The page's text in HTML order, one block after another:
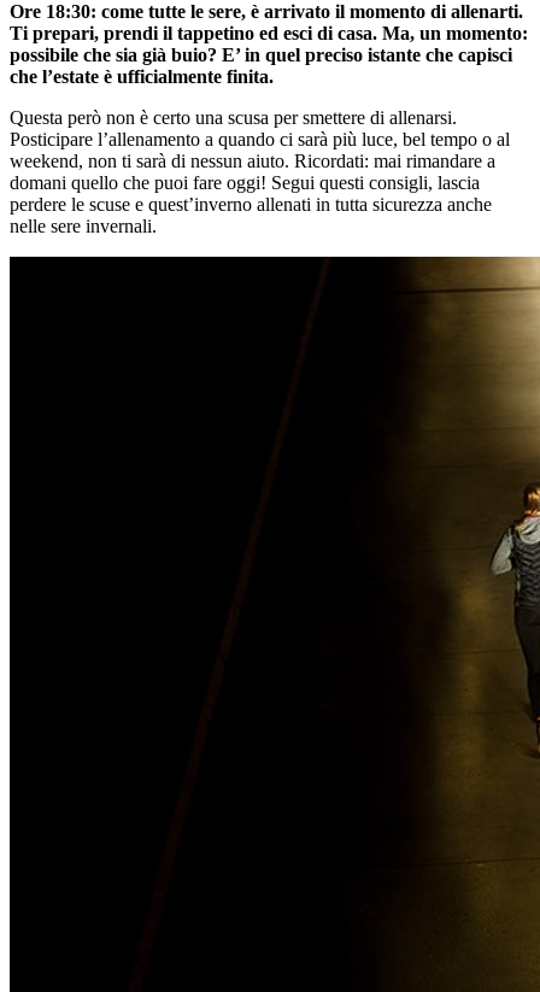
Ore 18:30: come tutte le sere, è arrivato il momento di allenarti.
Ti prepari, prendi il tappetino ed esci di casa. Ma, un momento:
possibile che sia già buio? E’ in quel preciso istante che capisci
che l’estate è ufficialmente finita.
Questa però non è certo una scusa per smettere di allenarsi.
Posticipare l’allenamento a quando ci sarà più luce, bel tempo o al
weekend, non ti sarà di nessun aiuto. Ricordati: mai rimandare a
domani quello che puoi fare oggi! Segui questi consigli, lascia
perdere le scuse e quest’inverno allenati in tutta sicurezza anche
nelle sere invernali.